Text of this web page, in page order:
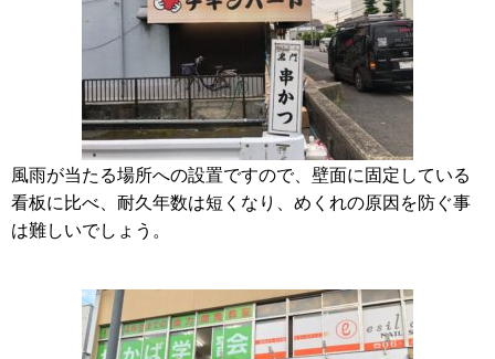
風雨が当たる場所への設置ですので、壁面に固定している
看板に比べ、耐久年数は短くなり、めくれの原因を防ぐ事
は難しいでしょう。